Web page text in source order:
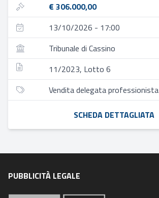
€ 306.000,00
13/10/2026 - 17:00
Tribunale di Cassino
11/2023, Lotto 6
Vendita delegata professionista
SCHEDA DETTAGLIATA
PUBBLICITÀ LEGALE